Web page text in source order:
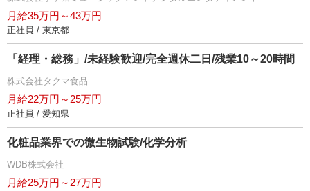
月給35万円～43万円
正社員 / 東京都
「経理・総務」/未経験歓迎/完全週休二日/残業10～20時間
株式会社タクマ食品
月給22万円～25万円
正社員 / 愛知県
化粧品業界での微生物試験/化学分析
WDB株式会社
月給25万円～27万円